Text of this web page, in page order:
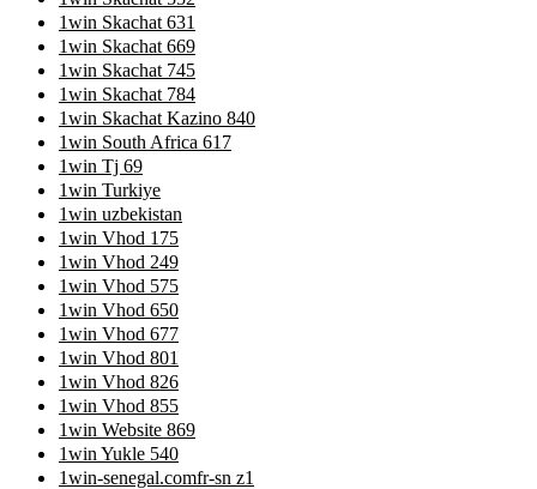
1win Skachat 631
1win Skachat 669
1win Skachat 745
1win Skachat 784
1win Skachat Kazino 840
1win South Africa 617
1win Tj 69
1win Turkiye
1win uzbekistan
1win Vhod 175
1win Vhod 249
1win Vhod 575
1win Vhod 650
1win Vhod 677
1win Vhod 801
1win Vhod 826
1win Vhod 855
1win Website 869
1win Yukle 540
1win-senegal.comfr-sn z1